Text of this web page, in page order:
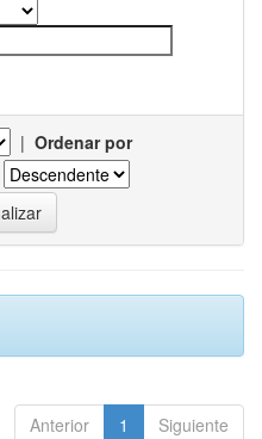
| Ordenar por
Anterior 1 Siguiente